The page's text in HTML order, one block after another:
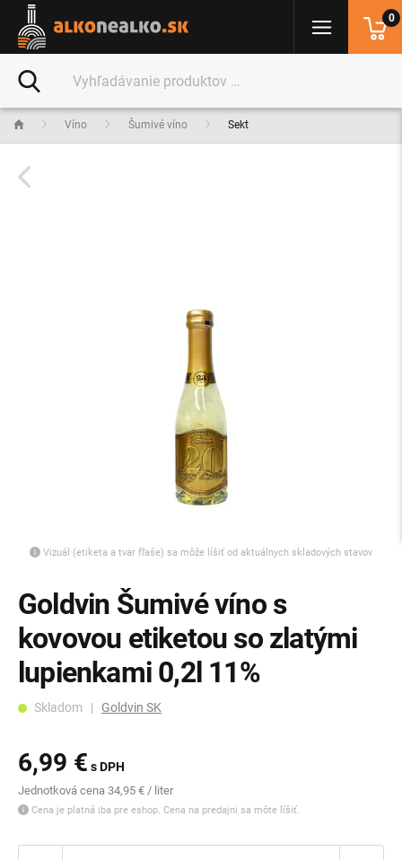
Víno Šumivé víno Sekt
Vizuál (etiketa a tvar fľaše) sa môže líšiť od aktuálnych skladových stavov
Goldvin Šumivé víno s
kovovou etiketou so zlatými
lupienkami 0,2l 11%
Skladom | Goldvin SK
6,99 € s DPH
Jednotková cena 34,95 € / liter
Cena je platná iba pre eshop. Cena na predajni sa môte líšiť.
0